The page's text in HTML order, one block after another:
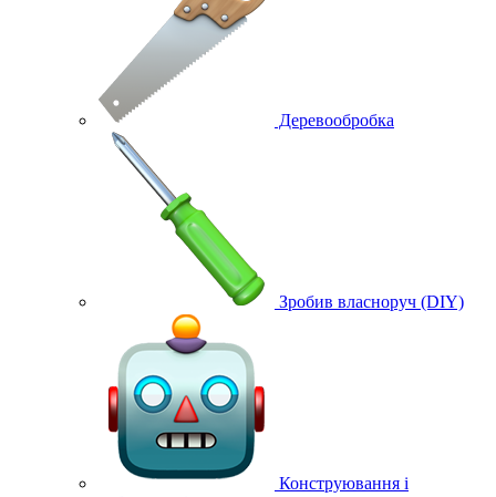
Деревообробка
Зробив власноруч (DIY)
Конструювання і